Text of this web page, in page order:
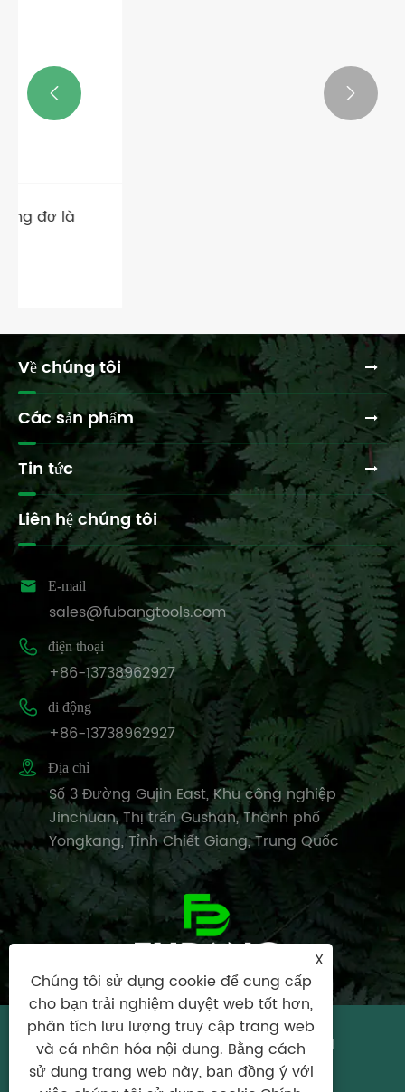
Việc sử dụng kéo cắt tỉa là gì?
 
Về chúng tôi
Các sản phẩm
Tin tức
Liên hệ chúng tôi
 E-mail
sales@fubangtools.com
 điện thoại
+86-13738962927
 di động
+86-13738962927
 Địa chỉ
Số 3 Đường Gujin East, Khu công nghiệp
Jinchuan, Thị trấn Gushan, Thành phố
Yongkang, Tỉnh Chiết Giang, Trung Quốc
Bản quyền © 2024 Yongkang City Fubang
Garden Tools Nhà máy tất cả các quyền.
X
Chúng tôi sử dụng cookie để cung cấp
cho bạn trải nghiệm duyệt web tốt hơn,
phân tích lưu lượng truy cập trang web
và cá nhân hóa nội dung. Bằng cách
sử dụng trang web này, bạn đồng ý với